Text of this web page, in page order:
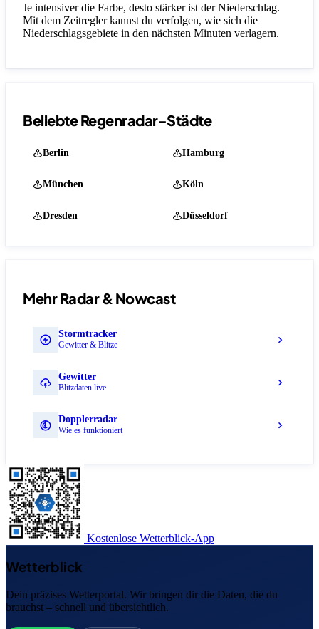
Je intensiver die Farbe, desto stärker ist der Niederschlag.
Mit dem Zeitregler kannst du verfolgen, wie sich die
Niederschlagsgebiete in den nächsten Minuten verlagern.
Beliebte Regenradar-Städte
Berlin Hamburg
München Köln
Dresden Düsseldorf
Mehr Radar & Nowcast
Stormtracker
Gewitter & Blitze
Gewitter
Blitzdaten live
Dopplerradar
Wie es funktioniert
Kostenlose Wetterblick-App
Wetterblick
Dein präzises Wetterportal. Wir bringen dir die Daten, die du
brauchst – schnell und übersichtlich.